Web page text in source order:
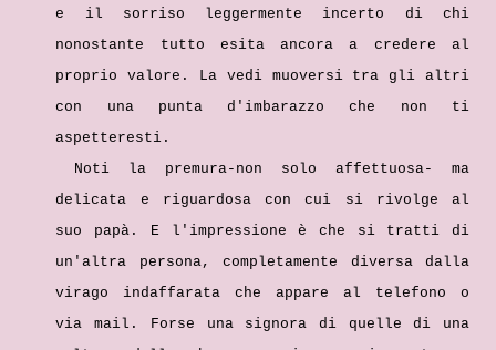
e il sorriso leggermente incerto di chi
nonostante tutto esita ancora a credere al
proprio valore. La vedi muoversi tra gli altri
con una punta d'imbarazzo che non ti
aspetteresti.
Noti la premura-non solo affettuosa- ma
delicata e riguardosa con cui si rivolge al
suo papà. E l'impressione è che si tratti di
un'altra persona, completamente diversa dalla
virago indaffarata che appare al telefono o
via mail. Forse una signora di quelle di una